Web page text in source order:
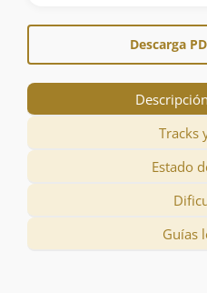
Descarga
Tracks
Estado
Guías